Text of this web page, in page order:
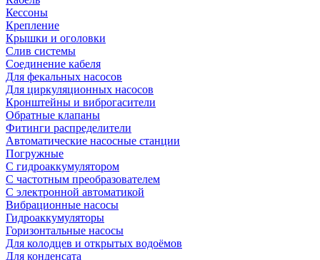
Кессоны
Крепление
Крышки и оголовки
Слив системы
Соединение кабеля
Для фекальных насосов
Для циркуляционных насосов
Кронштейны и виброгасители
Обратные клапаны
Фитинги распределители
Автоматические насосные станции
Погружные
С гидроаккумулятором
С частотным преобразователем
С электронной автоматикой
Вибрационные насосы
Гидроаккумуляторы
Горизонтальные насосы
Для колодцев и открытых водоёмов
Для конденсата